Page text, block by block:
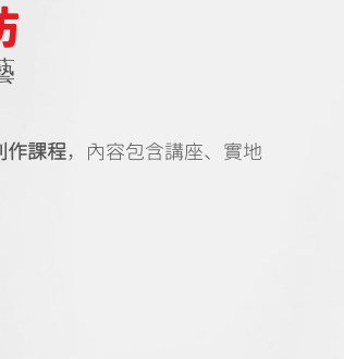
作課程，內容包含講座、實地